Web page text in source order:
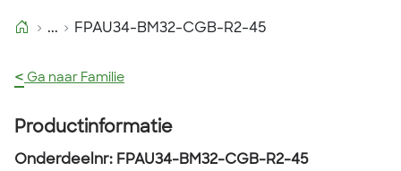
... FPAU34-BM32-CGB-R2-45
< Ga naar Familie
Productinformatie
Onderdeelnr: FPAU34-BM32-CGB-R2-45